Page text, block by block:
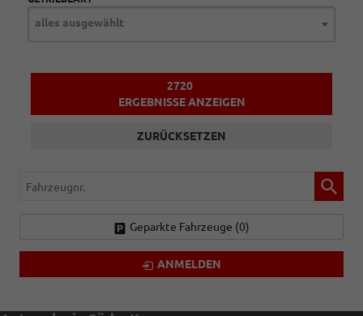
alles ausgewählt
2720
ERGEBNISSE ANZEIGEN
ZURÜCKSETZEN
Fahrzeugnr.
Geparkte Fahrzeuge (0)
ANMELDEN